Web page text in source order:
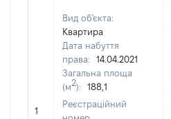
1
Вид об'єкта:
Квартира
Дата набуття
права:
14.04.2021
Загальна площа
(м2):
188,1
Реєстраційний